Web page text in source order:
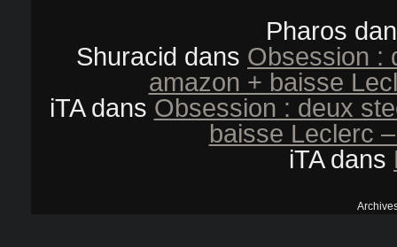
Pharos
Shuracid dans Obsession :
amazon + baisse
iTAdans Obsession : deux
baisse Leclerc
iTAdans